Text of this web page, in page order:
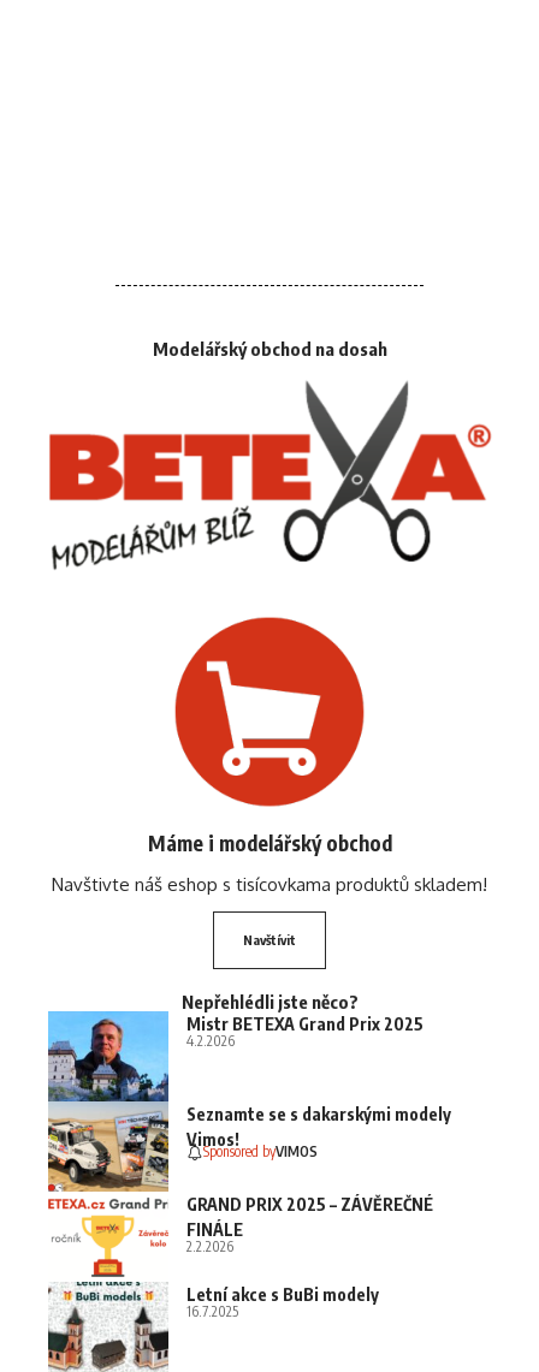
Modelářský obchod na dosah
Máme i modelářský obchod
Navštivte náš eshop s tisícovkama produktů skladem!
Navštívit
Nepřehlédli jste něco?
Mistr BETEXA Grand Prix 2025
4.2.2026
Seznamte se s dakarskými modely
Vimos!
Sponsored byVIMOS
GRAND PRIX 2025 – ZÁVĚREČNÉ
FINÁLE
2.2.2026
Letní akce s BuBi modely
16.7.2025